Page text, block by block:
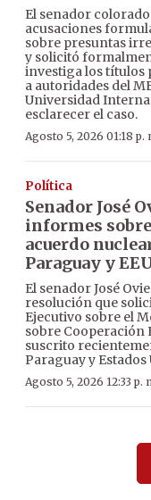
El senador
acusaciones
sobre presuntas
y solicitó
investiga los títulos
a autoridades del
Universidad
esclarecer el caso.
Agosto 5, 2026 01:18 p.
Política
Senador José
informes
acuerdo
Paraguay y
El senador José
resolución que
Ejecutivo sobre el
sobre Cooperación
suscrito
Paraguay y Estados
Agosto 5, 2026 12:33 p.